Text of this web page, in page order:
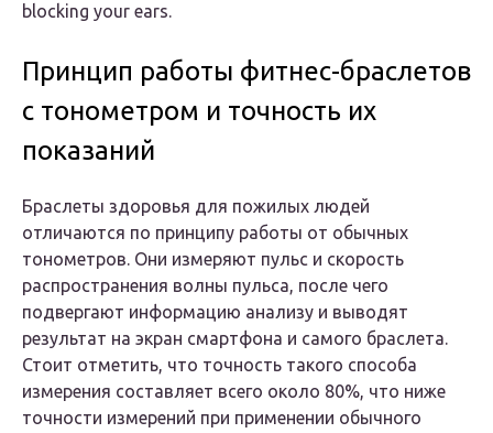
blocking your ears.
Принцип работы фитнес-браслетов
с тонометром и точность их
показаний
Браслеты здоровья для пожилых людей
отличаются по принципу работы от обычных
тонометров. Они измеряют пульс и скорость
распространения волны пульса, после чего
подвергают информацию анализу и выводят
результат на экран смартфона и самого браслета.
Стоит отметить, что точность такого способа
измерения составляет всего около 80%, что ниже
точности измерений при применении обычного